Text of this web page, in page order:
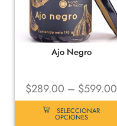
Ajo Negro
$289.00 – $599.00
SELECCIONAR
OPCIONES